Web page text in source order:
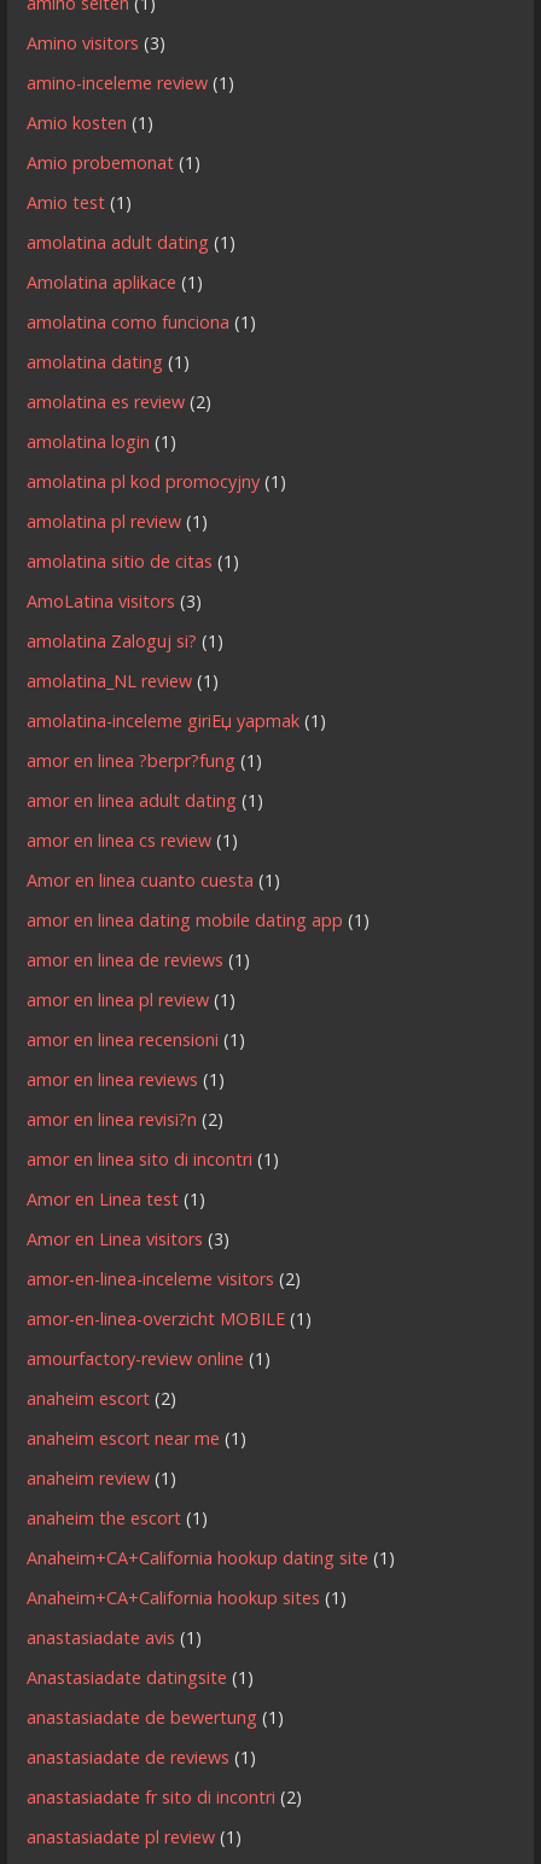
Amino visitors (3)
amino-inceleme review (1)
Amio kosten (1)
Amio probemonat (1)
Amio test (1)
amolatina adult dating (1)
Amolatina aplikace (1)
amolatina como funciona (1)
amolatina dating (1)
amolatina es review (2)
amolatina login (1)
amolatina pl kod promocyjny (1)
amolatina pl review (1)
amolatina sitio de citas (1)
AmoLatina visitors (3)
amolatina Zaloguj si? (1)
amolatina_NL review (1)
amolatina-inceleme giriЕџ yapmak (1)
amor en linea ?berpr?fung (1)
amor en linea adult dating (1)
amor en linea cs review (1)
Amor en linea cuanto cuesta (1)
amor en linea dating mobile dating app (1)
amor en linea de reviews (1)
amor en linea pl review (1)
amor en linea recensioni (1)
amor en linea reviews (1)
amor en linea revisi?n (2)
amor en linea sito di incontri (1)
Amor en Linea test (1)
Amor en Linea visitors (3)
amor-en-linea-inceleme visitors (2)
amor-en-linea-overzicht MOBILE (1)
amourfactory-review online (1)
anaheim escort (2)
anaheim escort near me (1)
anaheim review (1)
anaheim the escort (1)
Anaheim+CA+California hookup dating site (1)
Anaheim+CA+California hookup sites (1)
anastasiadate avis (1)
Anastasiadate datingsite (1)
anastasiadate de bewertung (1)
anastasiadate de reviews (1)
anastasiadate fr sito di incontri (2)
anastasiadate pl review (1)